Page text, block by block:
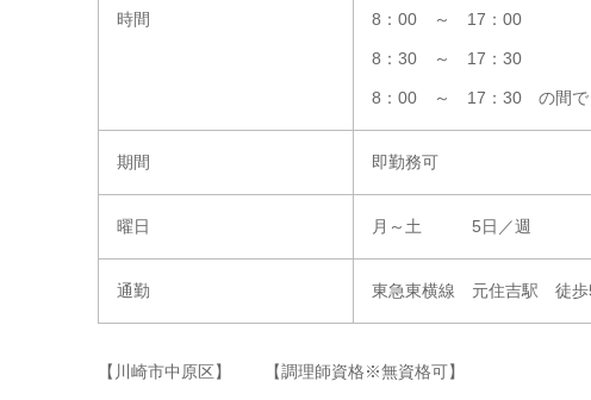
時間 8：00 ～ 17：00
8：30 ～ 17：30
8：00 ～ 17：30 の間で
期間 即勤務可
曜日 月～土 5日／週
通勤 東急東横線 元住吉駅 徒歩
【川崎市中原区】 【調理師資格※無資格可】